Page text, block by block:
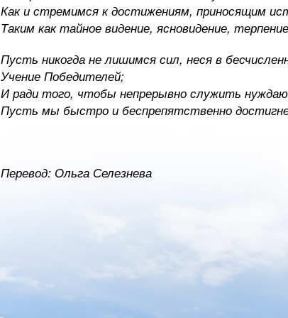
Как и стремимся к достижениям, приносящим
Таким как тайное видение, ясновидение,
Пусть никогда не лишимся сил, неся в
Учение Победителей;
И ради того, чтобы непрерывно служить
Пусть мы быстро и беспрепятственно
Перевод: Ольга Селезнева